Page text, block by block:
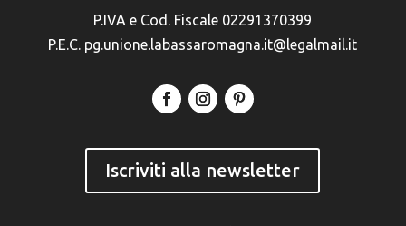
P.IVA e Cod. Fiscale 02291370399
P.E.C. pg.unione.labassaromagna.it@legalmail.it
Iscriviti alla newsletter